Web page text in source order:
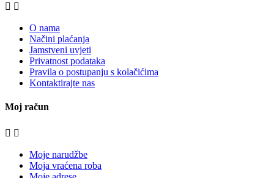
 
O nama
Načini plaćanja
Jamstveni uvjeti
Privatnost podataka
Pravila o postupanju s kolačićima
Kontaktirajte nas
Moj račun
 
Moje narudžbe
Moja vraćena roba